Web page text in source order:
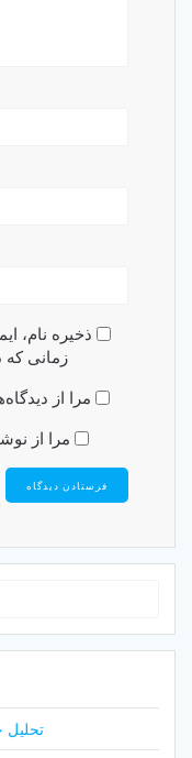
ذخیره نام،
زمانی که
مرا از
مرا از
تحلیل